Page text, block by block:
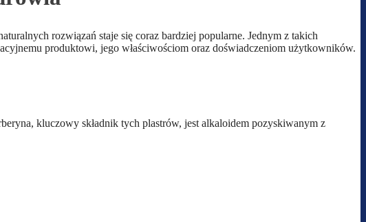
rozwiązań staje się coraz bardziej popularne. Jednym z takich
produktowi, jego właściwościom oraz doświadczeniom użytkowników.
kluczowy składnik tych plastrów, jest alkaloidem pozyskiwanym z